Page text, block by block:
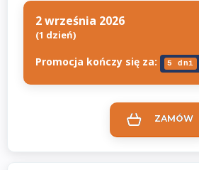
2 września 2026
(1 dzień)
Promocja kończy się za:
5 dni
ZAMÓW